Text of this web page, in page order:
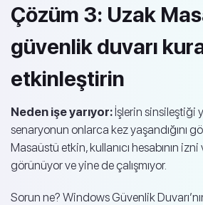
Çözüm 3: Uzak
güvenlik duvarı
etkinleştirin
Neden işe yarıyor:İşlerin sinsileştiği
senaryonun onlarca kez yaşandığını
Masaüstü etkin, kullanıcı hesabının
görünüyor ve yine de çalışmıyor.
Sorun ne? Windows Güvenlik